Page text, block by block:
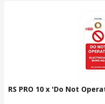
RS PRO 10 x 'Do Not